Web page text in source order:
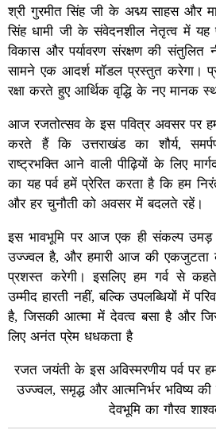
श्री गुरमीत सिंह जी के अद्म्य साहस और
सिंह धामी जी के संवेदनशील नेतृत्व में यह
विकास और पर्यावरण संरक्षण की संतुलित
सामने एक आदर्श मॉडल प्रस्तुत करेगा।
रक्षा करते हुए आर्थिक वृद्धि के नए मानक
आज रजतोत्सव के इस पवित्र अवसर पर
करते हैं कि उत्तराखंड का शौर्य,
राष्ट्रभक्ति आने वाली पीढ़ियों के लिए
का यह पर्व हमें प्रेरित करता है कि हम
और हर चुनौती को अवसर में बदलते रहें।
इस भावभूमि पर आज एक ही संकल्प उमड़
उज्ज्वल है, और हमारी आज की एकजुटता
प्रशस्त करेगी। इसलिए हम गर्व से
उम्मीद हारती नहीं, बल्कि उपलब्धियों में
है, जिसकी आत्मा में देवत्व बसा है और
लिए अनंत प्रेम धधकता है
रजत जयंती के इस अविस्मरणीय पर्व पर
उज्ज्वल, समृद्ध और आत्मनिर्भर भविष्य
देवभूमि का गौरव